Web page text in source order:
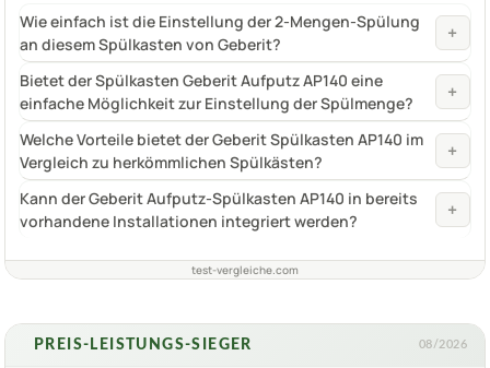
Wie einfach ist die Einstellung der 2-Mengen-Spülung
an diesem Spülkasten von Geberit?
+
Bietet der Spülkasten Geberit Aufputz AP140 eine
einfache Möglichkeit zur Einstellung der Spülmenge?
+
Welche Vorteile bietet der Geberit Spülkasten AP140 im
Vergleich zu herkömmlichen Spülkästen?
+
Kann der Geberit Aufputz-Spülkasten AP140 in bereits
vorhandene Installationen integriert werden?
+
test-vergleiche.com
PREIS-LEISTUNGS-SIEGER 08/2026